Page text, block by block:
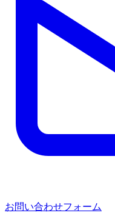
お問い合わせフォーム